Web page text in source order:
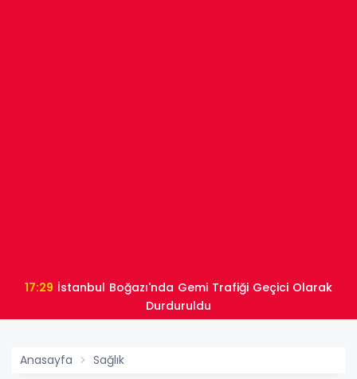
17:29
Durduruldu
Anasayfa Sağlık